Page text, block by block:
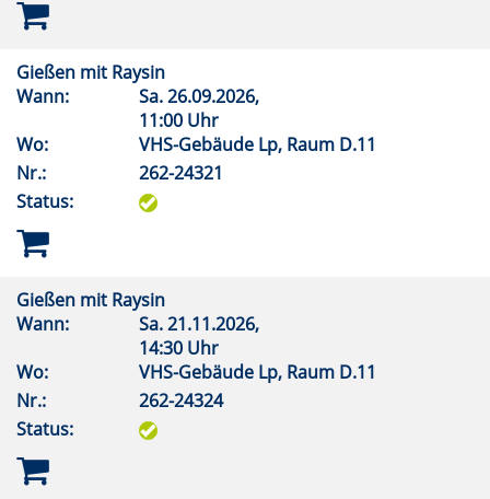
Gießen mit Raysin
Wann:
Sa.26.09.2026,
11:00 Uhr
Wo:
VHS-Gebäude Lp, Raum D.11
Nr.:
262-24321
Status:
Gießen mit Raysin
Wann:
Sa.21.11.2026,
14:30 Uhr
Wo:
VHS-Gebäude Lp, Raum D.11
Nr.:
262-24324
Status: